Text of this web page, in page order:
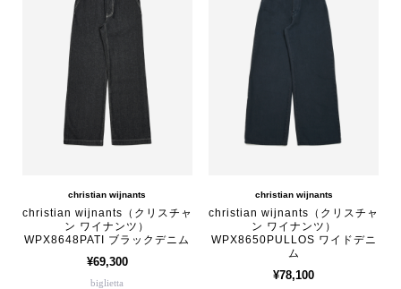
christian wijnants
christian wijnants（クリスチャ
ン ワイナンツ）
WPX8648PATI ブラックデニム
¥69,300
biglietta
christian wijnants
christian wijnants（クリスチャ
ン ワイナンツ）
WPX8650PULLOS ワイドデニ
ム
¥78,100